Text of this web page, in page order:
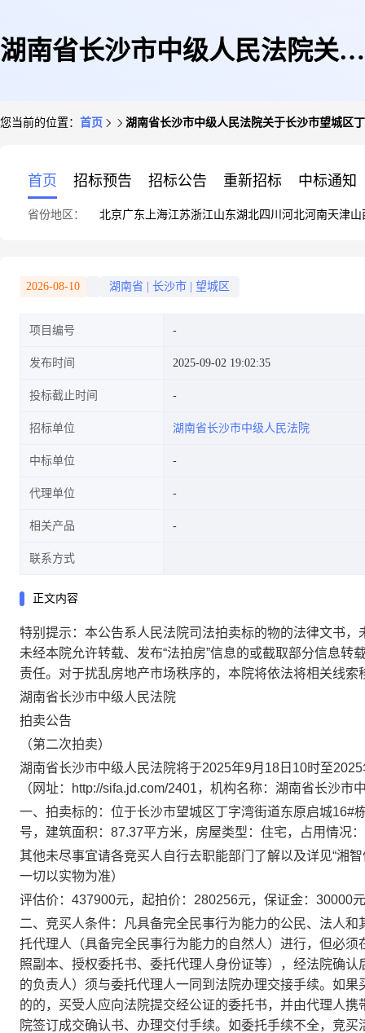
湖南省长沙市中级人民法院关于
告
您当前的位置： 首页 湖南省长沙市中级人民法院关于长沙市望城区
首页 招标预告 招标公告 重新招标 中标通知
省份地区： 北京广东 上海江苏浙江山东湖北四川 河北河南天津山
2026-08-10 湖南省 长沙市 望城区
项目编号
发布时间 2025-09-02 19:02:35
投标截止时间
招标单位 湖南省长沙市中级人民法院
中标单位
代理单位
相关产品
联系方式
正文内容
特别提示：本公告系人民法院司法拍卖标的物的法律文书
未经本院允许转载、发布“法拍房”信息的或截取部分信息
责任。对于扰乱房地产市场秩序的，本院将依法将相关线
湖南省长沙市中级人民法院
拍卖公告
（第二次拍卖）
湖南省长沙市中级人民法院将于2025年9月 18 日10时至2025
（网址：http://sifa.jd.com/2401， 机构名称：湖南省长沙市
一、 拍卖标的：位于长沙市望城区丁字湾街道东原启城16#
号， 建筑面积： 87.37平方米，房屋类型 ： 住宅， 占用情况
其他未尽事宜请各竞买人自行去职能部门 了解以及详见“湘
一切以实物为准）
评估价： 437900元，起拍价： 280256元，保证金： 30000
二、竞买人条件：凡具备完全民事行为能力的公民、法人
托代理人（具备完全民事行为能力的自然人）进行，但必
照副本、授权委托书、委托代理人身份证等），经法院确
的负责人）须与委托代理人一同到法院办理交接手续。如
的的，买受人应向法院提交经公证的委托书，并由代理人
院签订成交确认书、办理交付手续。如委托手续不全，竞